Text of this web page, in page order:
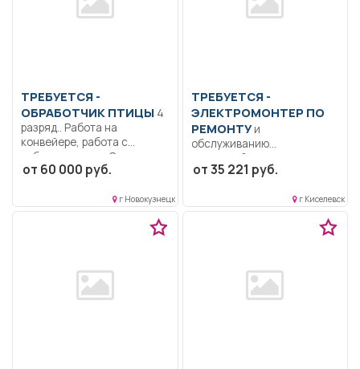
ТРЕБУЕТСЯ -
ОБРАБОТЧИК ПТИЦЫ
разряд.. Работа на
конвейере, работа с
субпродуктами.. Сменная...
от 60 000 руб.
г Новокузнецк
ТРЕБУЕТСЯ -
ЭЛЕКТРОМОНТЕР ПО
РЕМОНТУи
обслуживанию
электрооборудования
Образование: Среднее
образование.. Ремонт и
обслуживание...
от 35 221 руб.
г Киселевск